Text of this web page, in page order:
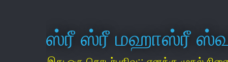
ஸ்ரீ ஸ்ரீ மஹாஸ்ரீ